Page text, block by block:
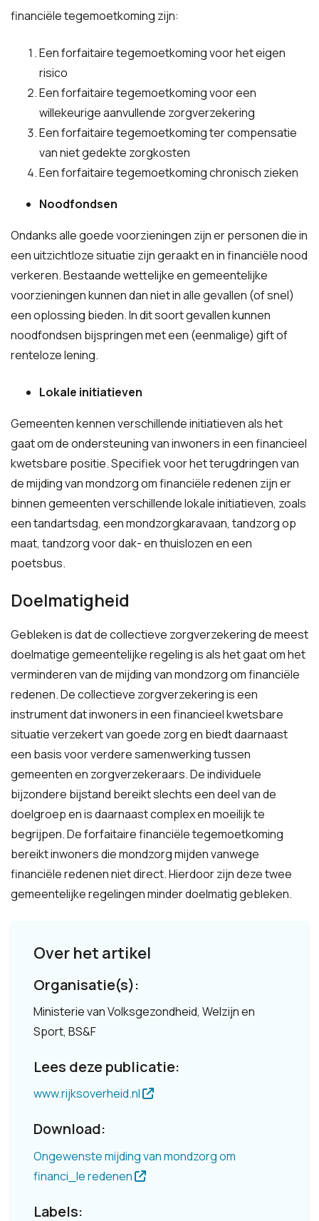
financiële tegemoetkoming zijn:
Een forfaitaire tegemoetkoming voor het eigen
risico
Een forfaitaire tegemoetkoming voor een
willekeurige aanvullende zorgverzekering
Een forfaitaire tegemoetkoming ter compensatie
van niet gedekte zorgkosten
Een forfaitaire tegemoetkoming chronisch zieken
Noodfondsen
Ondanks alle goede voorzieningen zijn er personen die in
een uitzichtloze situatie zijn geraakt en in financiële nood
verkeren. Bestaande wettelijke en gemeentelijke
voorzieningen kunnen dan niet in alle gevallen (of snel)
een oplossing bieden. In dit soort gevallen kunnen
noodfondsen bijspringen met een (eenmalige) gift of
renteloze lening.
Lokale initiatieven
Gemeenten kennen verschillende initiatieven als het
gaat om de ondersteuning van inwoners in een financieel
kwetsbare positie. Specifiek voor het terugdringen van
de mijding van mondzorg om financiële redenen zijn er
binnen gemeenten verschillende lokale initiatieven, zoals
een tandartsdag, een mondzorgkaravaan, tandzorg op
maat, tandzorg voor dak- en thuislozen en een
poetsbus.
Doelmatigheid
Gebleken is dat de collectieve zorgverzekering de meest
doelmatige gemeentelijke regeling is als het gaat om het
verminderen van de mijding van mondzorg om financiële
redenen. De collectieve zorgverzekering is een
instrument dat inwoners in een financieel kwetsbare
situatie verzekert van goede zorg en biedt daarnaast
een basis voor verdere samenwerking tussen
gemeenten en zorgverzekeraars. De individuele
bijzondere bijstand bereikt slechts een deel van de
doelgroep en is daarnaast complex en moeilijk te
begrijpen. De forfaitaire financiële tegemoetkoming
bereikt inwoners die mondzorg mijden vanwege
financiële redenen niet direct. Hierdoor zijn deze twee
gemeentelijke regelingen minder doelmatig gebleken.
Over het artikel
Organisatie(s):
Ministerie van Volksgezondheid, Welzijn en
Sport, BS&F
Lees deze publicatie:
www.rijksoverheid.nl
Download:
Ongewenste mijding van mondzorg om
financi_le redenen
Labels: